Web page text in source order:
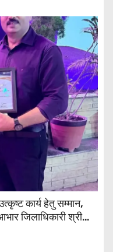
कार्य हेतु सम्मान,
जिलाधिकारी श्री
अधीक्षक श्री पूरन झा
चीफ श्री नीरज